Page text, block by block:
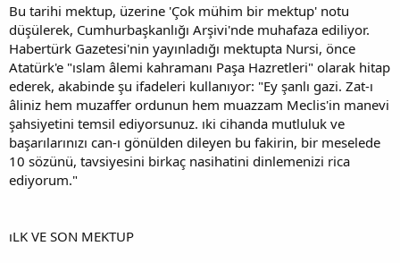
Bu tarihi mektup, üzerine 'Çok mühim bir mektup' notu
düşülerek, Cumhurbaşkanlığı Arşivi'nde muhafaza ediliyor.
Habertürk Gazetesi'nin yayınladığı mektupta Nursi, önce
Atatürk'e "ıslam âlemi kahramanı Paşa Hazretleri" olarak hitap
ederek, akabinde şu ifadeleri kullanıyor: "Ey şanlı gazi. Zat-ı
âliniz hem muzaffer ordunun hem muazzam Meclis'in manevi
şahsiyetini temsil ediyorsunuz. ıki cihanda mutluluk ve
başarılarınızı can-ı gönülden dileyen bu fakirin, bir meselede
10 sözünü, tavsiyesini birkaç nasihatini dinlemenizi rica
ediyorum."
ıLK VE SON MEKTUP